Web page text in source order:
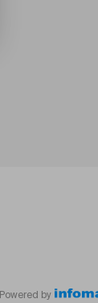
Powered by